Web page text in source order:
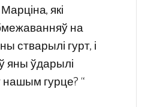
які
на
стварылі гурт, і
яны ўдарылі
нашым гурце? “